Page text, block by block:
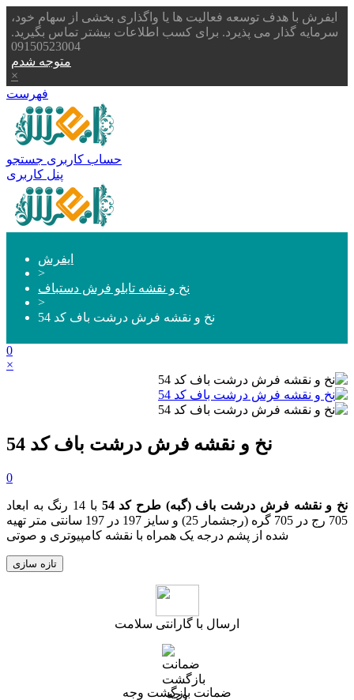
ایفرش با هدف توسعه فعالیت ها یا واگذاری بخشی از سهام خود،
سرمایه گذار می پذیرد. برای کسب اطلاعات بیشتر تماس بگیرید.
09150523004
متوجه شدم
×
فهرست
حساب کاربری جستجو
پنل کاربری
ایفرش
>
نخ و نقشه تابلو فرش دستباف
>
نخ و نقشه فرش درشت باف کد 54
0
×
نخ و نقشه فرش درشت باف کد 54
0
نخ و نقشهفرش درشت باف (گبه) طرح کد 54
با 14 رنگ به ابعاد
705 رج در 705 گره (رجشمار 25) و سایز 197 در 197 سانتی متر تهیه
شده از پشم درجه یک همراه با نقشه کامپیوتری و صوتی
ارسال با گارانتی سلامت
ضمانت بازگشت وجه